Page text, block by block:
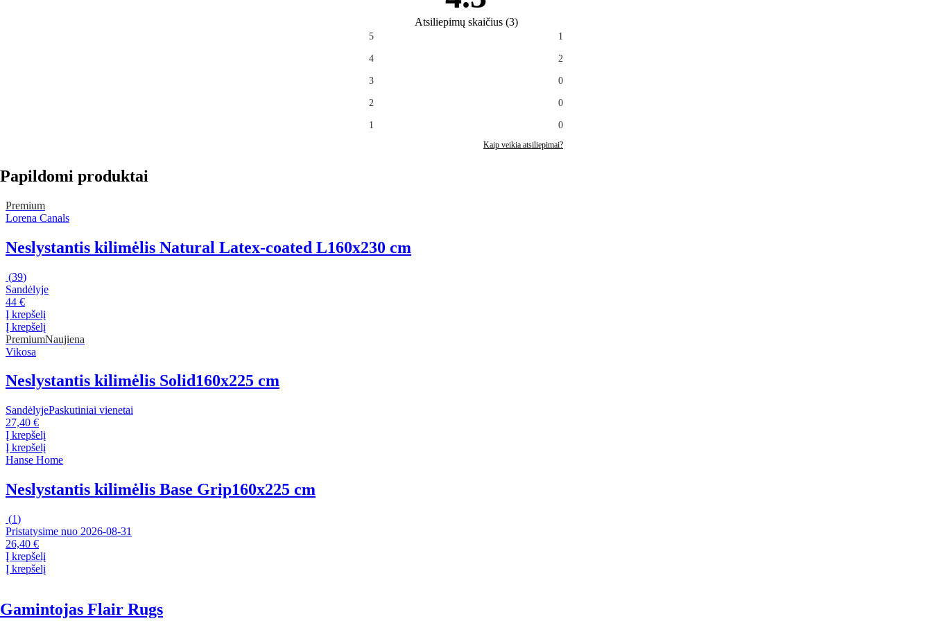
Atsiliepimų skaičius(3)
5 1
4 2
3 0
2 0
1 0
Kaip veikia atsiliepimai?
Papildomi produktai
Premium
Lorena Canals
Neslystantis kilimėlis Natural Latex-coated L160x230 cm
(39)
Sandėlyje
44 €
Į krepšelį
Į krepšelį
PremiumNaujiena
Vikosa
Neslystantis kilimėlis Solid160x225 cm
SandėlyjePaskutiniai vienetai
27,40 €
Į krepšelį
Į krepšelį
Hanse Home
Neslystantis kilimėlis Base Grip160x225 cm
(1)
Pristatysime nuo 2026‑08‑31
26,40 €
Į krepšelį
Į krepšelį
Gamintojas Flair Rugs